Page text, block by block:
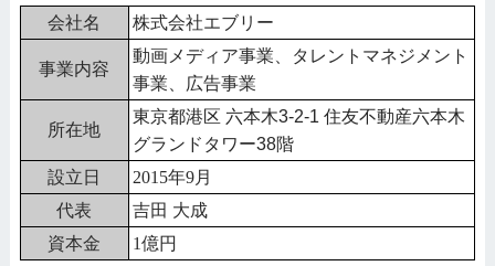
会社名 株式会社エブリー
事業内容
動画メディア事業、タレントマネジメント
事業、広告事業
所在地
東京都港区 六本木3-2-1 住友不動産六本木
グランドタワー38階
設立日
2015年9月
代表
吉田 大成
資本金
1億円